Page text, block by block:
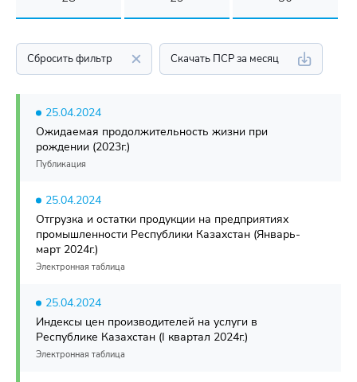
Сбросить фильтр Скачать ПСР за месяц
25.04.2024
Ожидаемая продолжительность жизни при
рождении (2023г.)
Публикация
25.04.2024
Отгрузка и остатки продукции на предприятиях
промышленности Республики Казахстан (Январь-
март 2024г.)
Электронная таблица
25.04.2024
Индексы цен производителей на услуги в
Республике Казахстан (I квартал 2024г.)
Электронная таблица